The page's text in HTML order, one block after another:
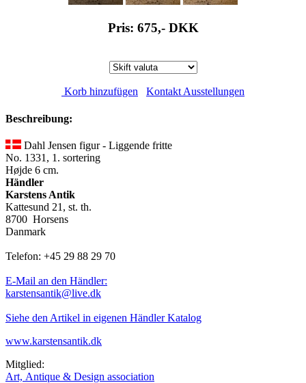
Pris: 675,- DKK
Korb hinzufügen Kontakt Ausstellungen
Beschreibung:
Dahl Jensen figur - Liggende fritte
No. 1331, 1. sortering
Højde 6 cm.
Händler
Karstens Antik
Kattesund 21, st. th.
8700 Horsens
Danmark
Telefon: +45 29 88 29 70
E-Mail an den Händler:
karstensantik@live.dk
Siehe den Artikel in eigenen Händler Katalog
www.karstensantik.dk
Mitglied:
Art, Antique & Design association